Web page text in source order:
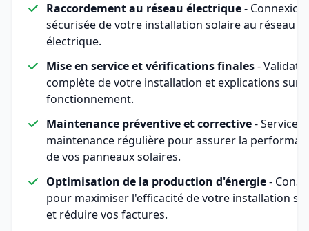
Raccordement au réseau électrique- Connexion
sécurisée de votre installation solaire au réseau
électrique.
Mise en service et vérifications finales-
complète de votre installation et explications sur
fonctionnement.
Maintenance préventive et corrective- Service
maintenance régulière pour assurer la
de vos panneaux solaires.
Optimisation de la production d'énergie-
pour maximiser l'efficacité de votre installation
et réduire vos factures.